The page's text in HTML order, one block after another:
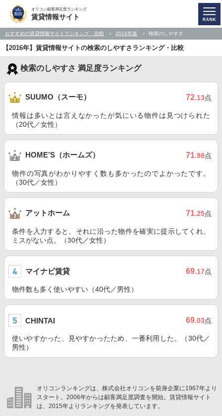
オリコン顧客満足度ランキング
賃貸情報サイト
おすすめの賃貸情報サイトランキング・比較 2016年版 検索のしやすさ
【2016年】賃貸情報サイトの検索のしやすさランキング・比較
検索のしやすさ 満足度ランキング
SUUMO（スーモ） 72.13点
情報は多いとは言えなかったが気にいる物件は見つけられた
（20代／女性）
HOME’S（ホームズ） 71.98点
物件の写真がわかりやすく数も多かったのでよかったです。
（30代／女性）
アットホーム 71.25点
条件を入力すると、それに沿った物件を確実に提示してくれ、
ミスがない点。（30代／女性）
マイナビ賃貸 69.17点
物件数も多く使いやすい（40代／男性）
CHINTAI 69.03点
使いやすかった、見やすかったため、一番利用した。（30代／
男性）
オリコンランキングは、株式会社オリコンを前身企業に1967年より
スタート。2006年からは顧客満足度調査を開始。賃貸情報サイト
は、2015年よりランキングを発表しています。